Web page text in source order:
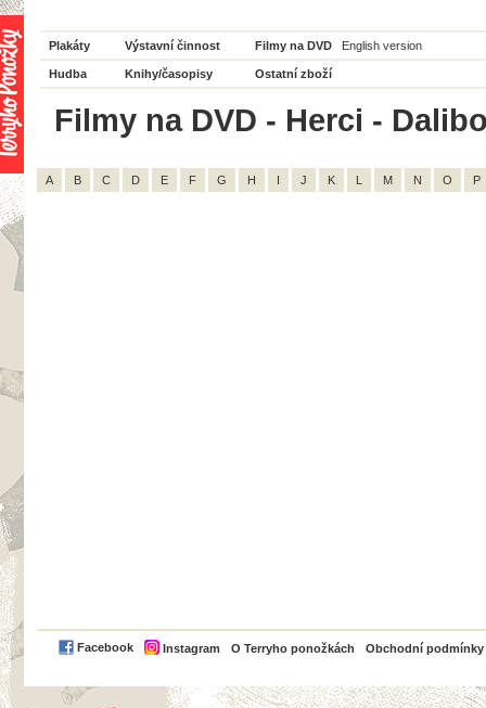
Plakáty Výstavní činnost Filmy na DVD English version
Hudba Knihy/časopisy Ostatní zboží
Filmy na DVD - Herci -
A B C D E F G H I J K L M N O P
Facebook Instagram O Terryho ponožkách Obchodní podmínky
PayPal